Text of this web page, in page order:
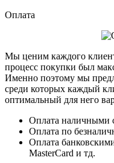
Оплата
Мы ценим каждого
процесс покупки был
Именно поэтому мы
среди которых каждый
оптимальный для него
Оплата наличными
Оплата по
Оплата
MasterCard и тд.